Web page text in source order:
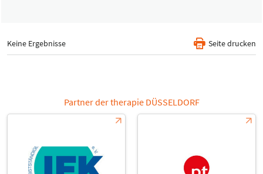
Keine Ergebnisse Seite drucken
Partner der therapie DÜSSELDORF